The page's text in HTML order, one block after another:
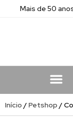
Mais de 50
Início /Petshop /